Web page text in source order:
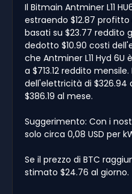
Il Bitmain Antminer L11
estraendo $12.87
basati su $23.77 reddito
dedotto $10.90 costi
che Antminer L11 Hyd
a $713.12 reddito
dell'elettricità di
$386.19 al mese.
Suggerimento: Con i
solo circa 0,08 USD per
Se il prezzo di BTC
stimato $24.76 al giorno.